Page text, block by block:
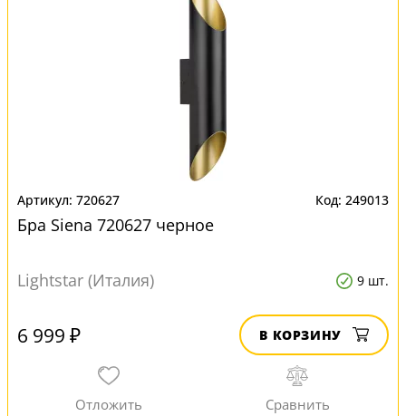
720627 249013
Бра Siena 720627 черное
Lightstar (Италия) 9 шт.
6 999 ₽ В КОРЗИНУ